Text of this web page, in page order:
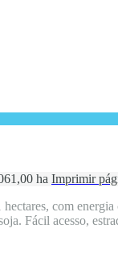
ha Imprimir
com
Fácil acesso,